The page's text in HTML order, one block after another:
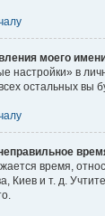
моего
настройки» в
остальных вы
время,
Киев и т. д.